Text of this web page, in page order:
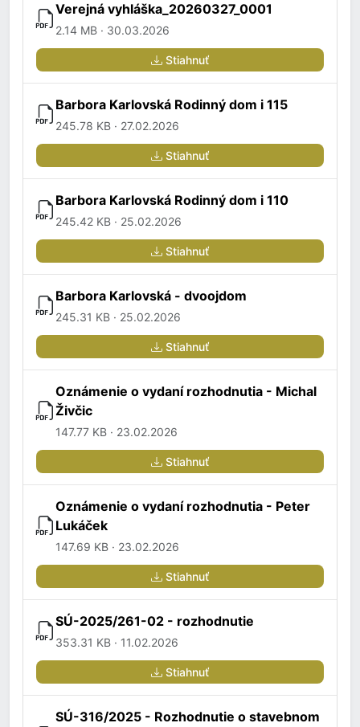
Verejná vyhláška_20260327_0001
2.14 MB · 30.03.2026
Stiahnuť
Barbora Karlovská Rodinný dom i 115
245.78 KB · 27.02.2026
Stiahnuť
Barbora Karlovská Rodinný dom i 110
245.42 KB · 25.02.2026
Stiahnuť
Barbora Karlovská - dvoojdom
245.31 KB · 25.02.2026
Stiahnuť
Oznámenie o vydaní rozhodnutia - Michal
Živčic
147.77 KB · 23.02.2026
Stiahnuť
Oznámenie o vydaní rozhodnutia - Peter
Lukáček
147.69 KB · 23.02.2026
Stiahnuť
SÚ-2025/261-02 - rozhodnutie
353.31 KB · 11.02.2026
Stiahnuť
SÚ-316/2025 - Rozhodnutie o stavebnom